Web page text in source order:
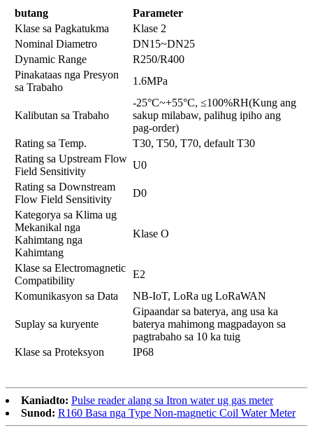
butang
Parameter
Klase sa Pagkatukma
Klase 2
Nominal Diametro
DN15~DN25
Dynamic Range
R250/R400
Pinakataas nga Presyon
sa Trabaho
1.6MPa
Kalibutan sa Trabaho
-25°C~+55°C, ≤100%RH(Kung ang
sakup milabaw, palihug ipiho ang
pag-order)
Rating sa Temp.
T30, T50, T70, default T30
Rating sa Upstream Flow
Field Sensitivity
U0
Rating sa Downstream
Flow Field Sensitivity
D0
Kategorya sa Klima ug
Mekanikal nga
Kahimtang nga
Kahimtang
Klase O
Klase sa Electromagnetic
Compatibility
E2
Komunikasyon sa Data
NB-IoT, LoRa ug LoRaWAN
Suplay sa kuryente
Gipaandar sa baterya, ang usa ka
baterya mahimong magpadayon sa
pagtrabaho sa 10 ka tuig
Klase sa Proteksyon
IP68
Kaniadto: Pulse reader alang sa Itron water ug gas meter
Sunod: R160 Basa nga Type Non-magnetic Coil Water Meter